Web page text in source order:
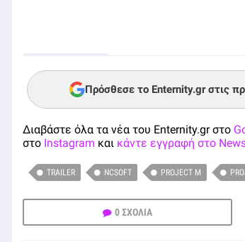
Πρόσθεσε το Enternity.gr στις
Διαβάστε όλα τα νέα του Enternity.gr στο
στο Instagram και κάντε εγγραφή στο
TRAILER NCSOFT PROJECT M
0 ΣΧΟΛΙΑ